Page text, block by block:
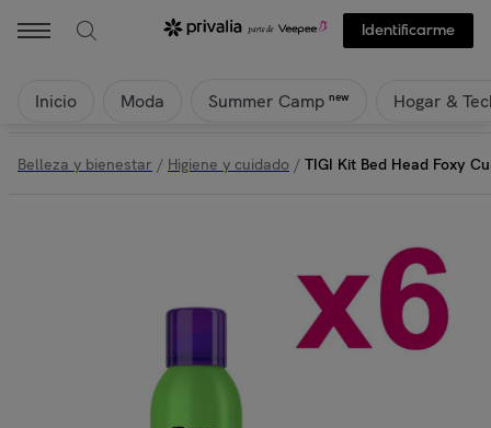
Identificarme
Inicio Moda Summer Camp new Hogar &
Belleza y bienestar / Higiene y cuidado / TIGI Kit Bed Head Foxy